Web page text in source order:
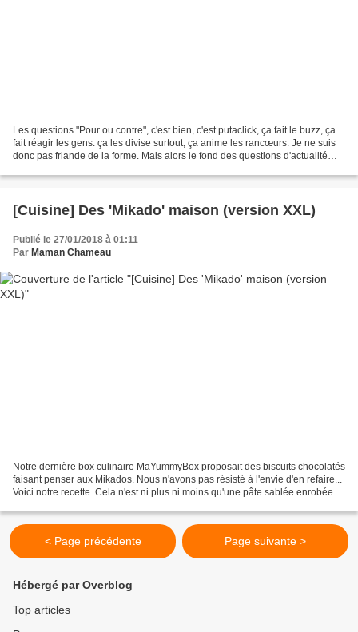
Les questions "Pour ou contre", c'est bien, c'est putaclick, ça fait le buzz, ça
fait réagir les gens. ça les divise surtout, ça anime les rancœurs. Je ne suis
donc pas friande de la forme. Mais alors le fond des questions d'actualité
[Cuisine] Des 'Mikado' maison (version XXL)
Publié le 27/01/2018 à 01:11
Par Maman Chameau
Notre dernière box culinaire MaYummyBox proposait des biscuits chocolatés
faisant penser aux Mikados. Nous n'avons pas résisté à l'envie d'en refaire...
Voici notre recette. Cela n'est ni plus ni moins qu'une pâte sablée enrobée
< Page précédente Page suivante >
Hébergé par Overblog
Top articles